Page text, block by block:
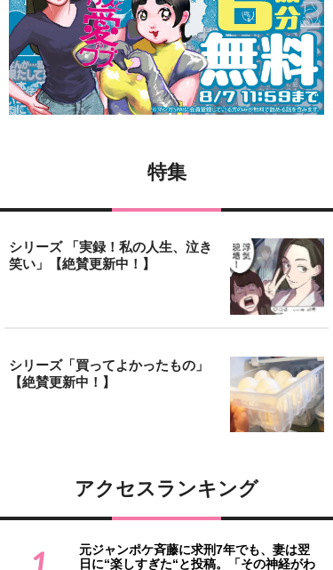
特集
シリーズ 「実録！私の人生、泣き
笑い」【絶賛更新中！】
シリーズ「買ってよかったもの」
【絶賛更新中！】
アクセスランキング
元ジャンポケ斉藤に求刑7年でも、妻は翌
日に“楽しすぎた“と投稿。「その神経がわ